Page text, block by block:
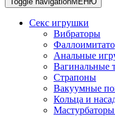
Секс игрушки
Вибраторы
Анальные
Вагинальные
Страпоны
Вакуумные
Кольца и